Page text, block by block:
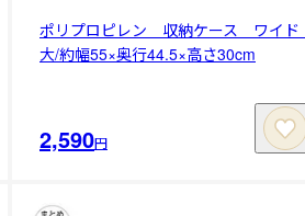
ポリプロピレン 収納ケース ワイド
大/約幅55×奥行44.5×高さ30cm
2,590円